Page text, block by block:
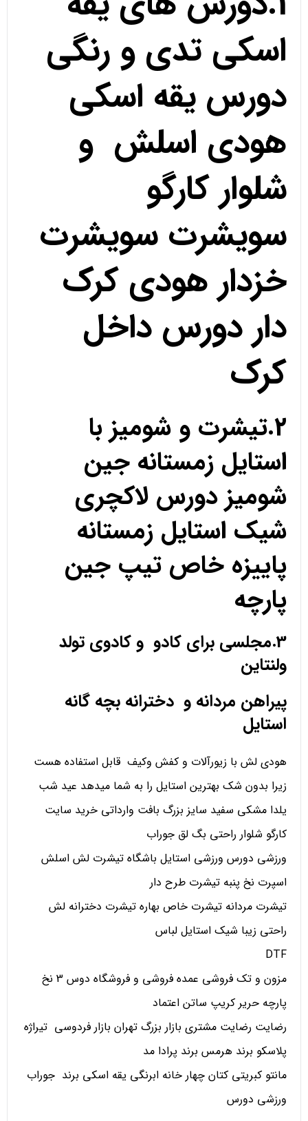
اسکی تدی و رنگی
دورس یقه اسکی
هودی اسلش و
شلوار کارگو
سویشرت سویشرت
خزدار هودی کرک
دار دورس داخل
کرک
2.تیشرت و شومیز با
استایل زمستانه جین
شومیز دورس لاکچری
شیک استایل زمستانه
پاییزه خاص تیپ جین
پارچه
3.مجلسی برای کادو و کادوی تولد
ولنتاین
پیراهن مردانه و دخترانه بچه گانه
استایل
هودی لش با زیورآلات و کفش وکیف قابل استفاده هست
زیرا بدون شک بهترین استایل را به شما میدهد عید شب
یلدا مشکی سفید سایز بزرگ بافت وارداتی خرید سایت
کارگو شلوار راحتی بگ لق جوراب
ورزشی دورس ورزشی استایل باشگاه تیشرت لش اسلش
اسپرت نخ پنبه تیشرت طرح دار
تیشرت مردانه تیشرت خاص بهاره تیشرت دخترانه لش
راحتی زیبا شیک استایل لباس
DTF
مزون و تک فروشی عمده فروشی و فروشگاه دوس 3 نخ
پارچه حریر کریپ ساتن اعتماد
رضایت رضایت مشتری بازار بزرگ تهران بازار فردوسی تیراژه
پلاسکو برند هرمس برند پرادا مد
مانتو کبریتی کتان چهار خانه ابرنگی یقه اسکی برند جوراب
ورزشی دورس